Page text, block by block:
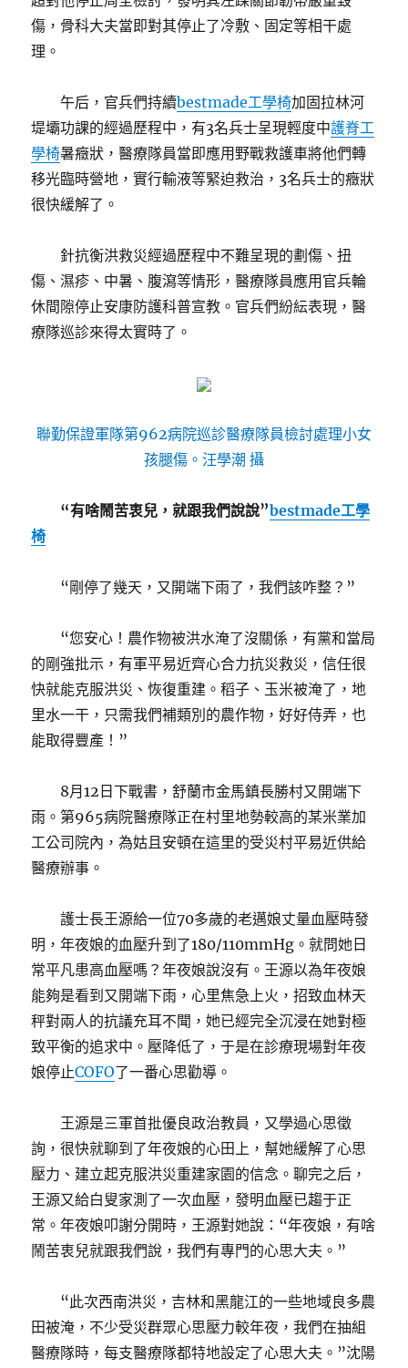
傷，骨科大夫當即對其停止了冷敷、固定等相干處
理。
午后，官兵們持續bestmade工學椅加固拉林河
堤壩功課的經過歷程中，有3名兵士呈現輕度中護脊工
學椅暑癥狀，醫療隊員當即應用野戰救護車將他們轉
移光臨時營地，實行輸液等緊迫救治，3名兵士的癥狀
很快緩解了。
針抗衡洪救災經過歷程中不難呈現的劃傷、扭
傷、濕疹、中暑、腹瀉等情形，醫療隊員應用官兵輪
休間隙停止安康防護科普宣教。官兵們紛紜表現，醫
療隊巡診來得太實時了。
聯勤保證軍隊第962病院巡診醫療隊員檢討處理小女
孩腿傷。汪學潮 攝
“有啥鬧苦衷兒，就跟我們說說”bestmade工學
椅
“剛停了幾天，又開端下雨了，我們該咋整？”
“您安心！農作物被洪水淹了沒關係，有黨和當局
的剛強批示，有軍平易近齊心合力抗災救災，信任很
快就能克服洪災、恢復重建。稻子、玉米被淹了，地
里水一干，只需我們補類別的農作物，好好侍弄，也
能取得豐產！”
8月12日下戰書，舒蘭市金馬鎮長勝村又開端下
雨。第965病院醫療隊正在村里地勢較高的某米業加
工公司院內，為姑且安頓在這里的受災村平易近供給
醫療辦事。
護士長王源給一位70多歲的老邁娘丈量血壓時發
明，年夜娘的血壓升到了180/110mmHg。就問她日
常平凡患高血壓嗎？年夜娘說沒有。王源以為年夜娘
能夠是看到又開端下雨，心里焦急上火，招致血林天
秤對兩人的抗議充耳不聞，她已經完全沉浸在她對極
致平衡的追求中。壓降低了，于是在診療現場對年夜
娘停止COFO了一番心思勸導。
王源是三軍首批優良政治教員，又學過心思徵
詢，很快就聊到了年夜娘的心田上，幫她緩解了心思
壓力、建立起克服洪災重建家園的信念。聊完之后，
王源又給白叟家測了一次血壓，發明血壓已趨于正
常。年夜娘叩謝分開時，王源對她說：“年夜娘，有啥
鬧苦衷兒就跟我們說，我們有專門的心思大夫。”
“此次西南洪災，吉林和黑龍江的一些地域良多農
田被淹，不少受災群眾心思壓力較年夜，我們在抽組
醫療隊時，每支醫療隊都特地設定了心思大夫。”沈陽